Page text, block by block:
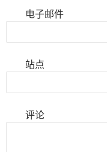
电子邮件
站点
评论